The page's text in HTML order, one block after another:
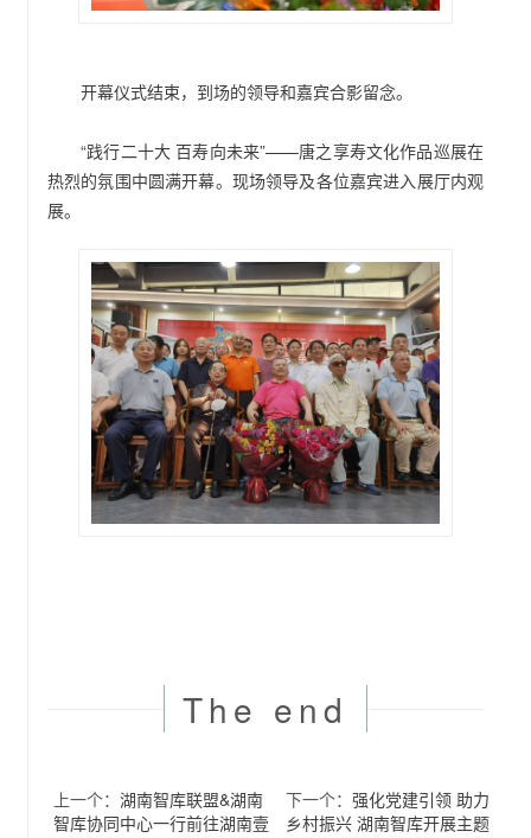
开幕仪式结束，到场的领导和嘉宾合影留念。
“践行二十大 百寿向未来”——唐之享寿文化作品巡展在
热烈的氛围中圆满开幕。现场领导及各位嘉宾进入展厅内观
展。
The end
上一个： 湖南智库联盟&湖南
智库协同中心一行前往湖南壹
下一个： 强化党建引领 助力
乡村振兴 湖南智库开展主题